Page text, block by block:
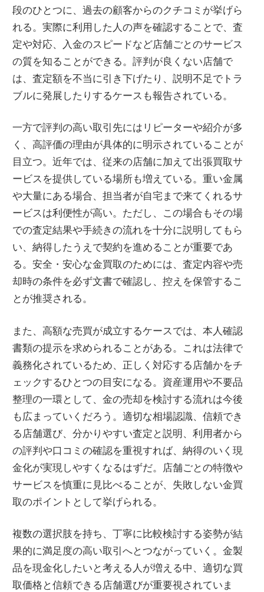
段のひとつに、過去の顧客からのクチコミが挙げら
れる。実際に利用した人の声を確認することで、査
定や対応、入金のスピードなど店舗ごとのサービス
の質を知ることができる。評判が良くない店舗で
は、査定額を不当に引き下げたり、説明不足でトラ
ブルに発展したりするケースも報告されている。
一方で評判の高い取引先にはリピーターや紹介が多
く、高評価の理由が具体的に明示されていることが
目立つ。近年では、従来の店舗に加えて出張買取サ
ービスを提供している場所も増えている。重い金属
や大量にある場合、担当者が自宅まで来てくれるサ
ービスは利便性が高い。ただし、この場合もその場
での査定結果や手続きの流れを十分に説明してもら
い、納得したうえで契約を進めることが重要であ
る。安全・安心な金買取のためには、査定内容や売
却時の条件を必ず文書で確認し、控えを保管するこ
とが推奨される。
また、高額な売買が成立するケースでは、本人確認
書類の提示を求められることがある。これは法律で
義務化されているため、正しく対応する店舗かをチ
ェックするひとつの目安になる。資産運用や不要品
整理の一環として、金の売却を検討する流れは今後
も広まっていくだろう。適切な相場認識、信頼でき
る店舗選び、分かりやすい査定と説明、利用者から
の評判や口コミの確認を重視すれば、納得のいく現
金化が実現しやすくなるはずだ。店舗ごとの特徴や
サービスを慎重に見比べることが、失敗しない金買
取のポイントとして挙げられる。
複数の選択肢を持ち、丁寧に比較検討する姿勢が結
果的に満足度の高い取引へとつながっていく。金製
品を現金化したいと考える人が増える中、適切な買
取価格と信頼できる店舗選びが重要視されていま